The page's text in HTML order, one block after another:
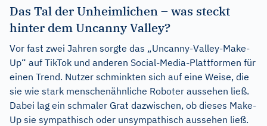
Das Tal der Unheimlichen – was steckt
hinter dem Uncanny Valley?
Vor fast zwei Jahren sorgte das „Uncanny-Valley-Make-
Up“ auf TikTok und anderen Social-Media-Plattformen für
einen Trend. Nutzer schminkten sich auf eine Weise, die
sie wie stark menschenähnliche Roboter aussehen ließ.
Dabei lag ein schmaler Grat dazwischen, ob dieses Make-
Up sie sympathisch oder unsympathisch aussehen ließ.